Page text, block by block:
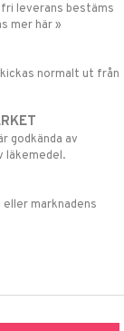
leverans bestäms
mer här »
normalt ut från
godkända av
läkemedel.
marknadens